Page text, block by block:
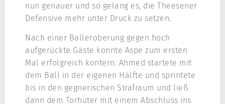
nun genauer und so gelang es, die Theesener
Defensive mehr unter Druck zu setzen.
Nach einer Balleroberung gegen hoch
aufgerückte Gäste konnte Aspe zum ersten
Mal erfolgreich kontern. Ahmed startete mit
dem Ball in der eigenen Hälfte und sprintete
bis in den gegnerischen Strafraum und ließ
dann dem Torhüter mit einem Abschluss ins